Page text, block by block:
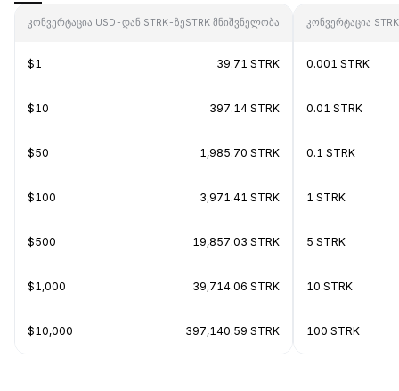
კონვერტაცია USD-დან STRK-ზეSTRK მნიშვნელობა
$1 39.71 STRK
$10 397.14 STRK
$50 1,985.70 STRK
$100 3,971.41 STRK
$500 19,857.03 STRK
$1,000 39,714.06 STRK
$10,000 397,140.59 STRK
კონვერტაცია
0.001 STRK
0.01 STRK
0.1 STRK
1 STRK
5 STRK
10 STRK
100 STRK